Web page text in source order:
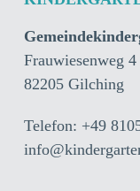
Frauwiesenweg 4
82205 Gilching
Telefon: +49